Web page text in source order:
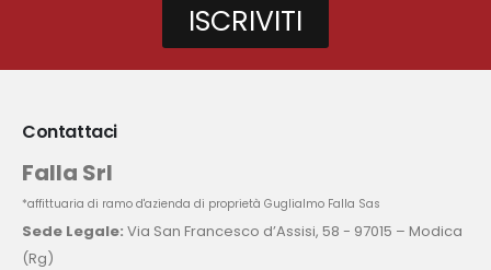
ISCRIVITI
Contattaci
Falla Srl
*affittuaria di ramo d'azienda di proprietà Guglialmo Falla Sas
Sede Legale: Via San Francesco d’Assisi, 58 - 97015 – Modica
(Rg)